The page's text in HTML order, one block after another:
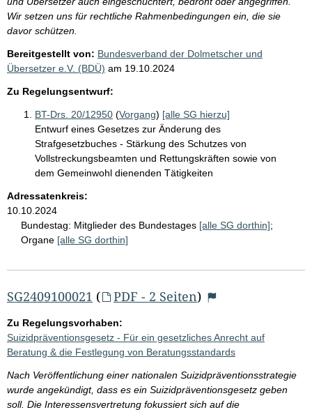
Wir setzen uns für rechtliche Rahmenbedingungen ein, die sie
davor schützen.
Bereitgestellt von: Bundesverband der Dolmetscher und
Übersetzer e.V. (BDÜ) am 19.10.2024
Zu Regelungsentwurf:
BT-Drs. 20/12950 (Vorgang) [alle SG hierzu]
Entwurf eines Gesetzes zur Änderung des
Strafgesetzbuches - Stärkung des Schutzes von
Vollstreckungsbeamten und Rettungskräften sowie von
dem Gemeinwohl dienenden Tätigkeiten
Adressatenkreis:
10.10.2024
Bundestag: Mitglieder des Bundestages [alle SG dorthin];
Organe [alle SG dorthin]
SG2409100021 ( PDF - 2 Seiten)
Zu Regelungsvorhaben:
Suizidpräventionsgesetz - Für ein gesetzliches Anrecht auf
Beratung & die Festlegung von Beratungsstandards
Nach Veröffentlichung einer nationalen Suizidpräventionsstrategie
wurde angekündigt, dass es ein Suizidpräventionsgesetz geben
soll. Die Interessensvertretung fokussiert sich auf die